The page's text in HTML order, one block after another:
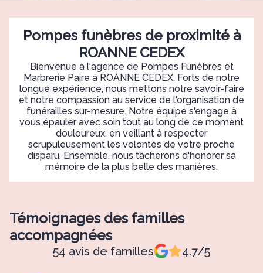
Pompes funèbres de proximité à
ROANNE CEDEX
Bienvenue à l'agence de Pompes Funèbres et
Marbrerie Paire à ROANNE CEDEX. Forts de notre
longue expérience, nous mettons notre savoir-faire
et notre compassion au service de l'organisation de
funérailles sur-mesure. Notre équipe s'engage à
vous épauler avec soin tout au long de ce moment
douloureux, en veillant à respecter
scrupuleusement les volontés de votre proche
disparu. Ensemble, nous tâcherons d'honorer sa
mémoire de la plus belle des manières.
Témoignages des familles
accompagnées
54 avis de familles 4.7/5